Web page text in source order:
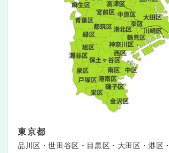
東京都
品川区 世田谷区 目黒区 大田区 港区